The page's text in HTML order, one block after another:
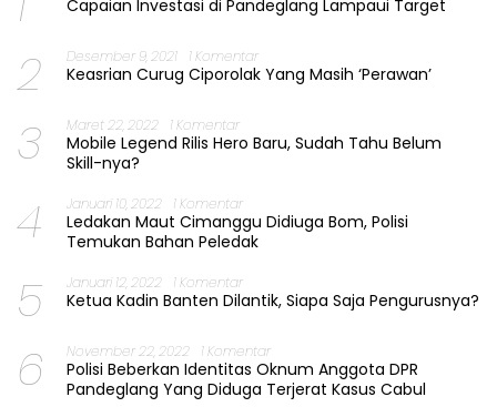
Capaian Investasi di Pandeglang Lampaui Target
2 Desember 9, 2021 1 Komentar
Keasrian Curug Ciporolak Yang Masih ‘Perawan’
3 Maret 22, 2022 1 Komentar
Mobile Legend Rilis Hero Baru, Sudah Tahu Belum
Skill-nya?
4 Januari 10, 2022 1 Komentar
Ledakan Maut Cimanggu Didiuga Bom, Polisi
Temukan Bahan Peledak
5 Januari 12, 2022 1 Komentar
Ketua Kadin Banten Dilantik, Siapa Saja Pengurusnya?
6 November 22, 2022 1 Komentar
Polisi Beberkan Identitas Oknum Anggota DPR
Pandeglang Yang Diduga Terjerat Kasus Cabul